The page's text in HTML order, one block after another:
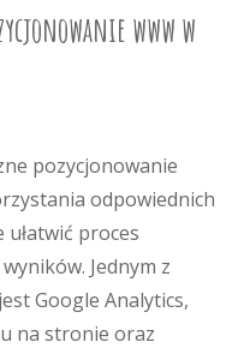
www w
pozycjonowanie
odpowiednich
proces
Jednym z
Google Analytics,
na stronie oraz